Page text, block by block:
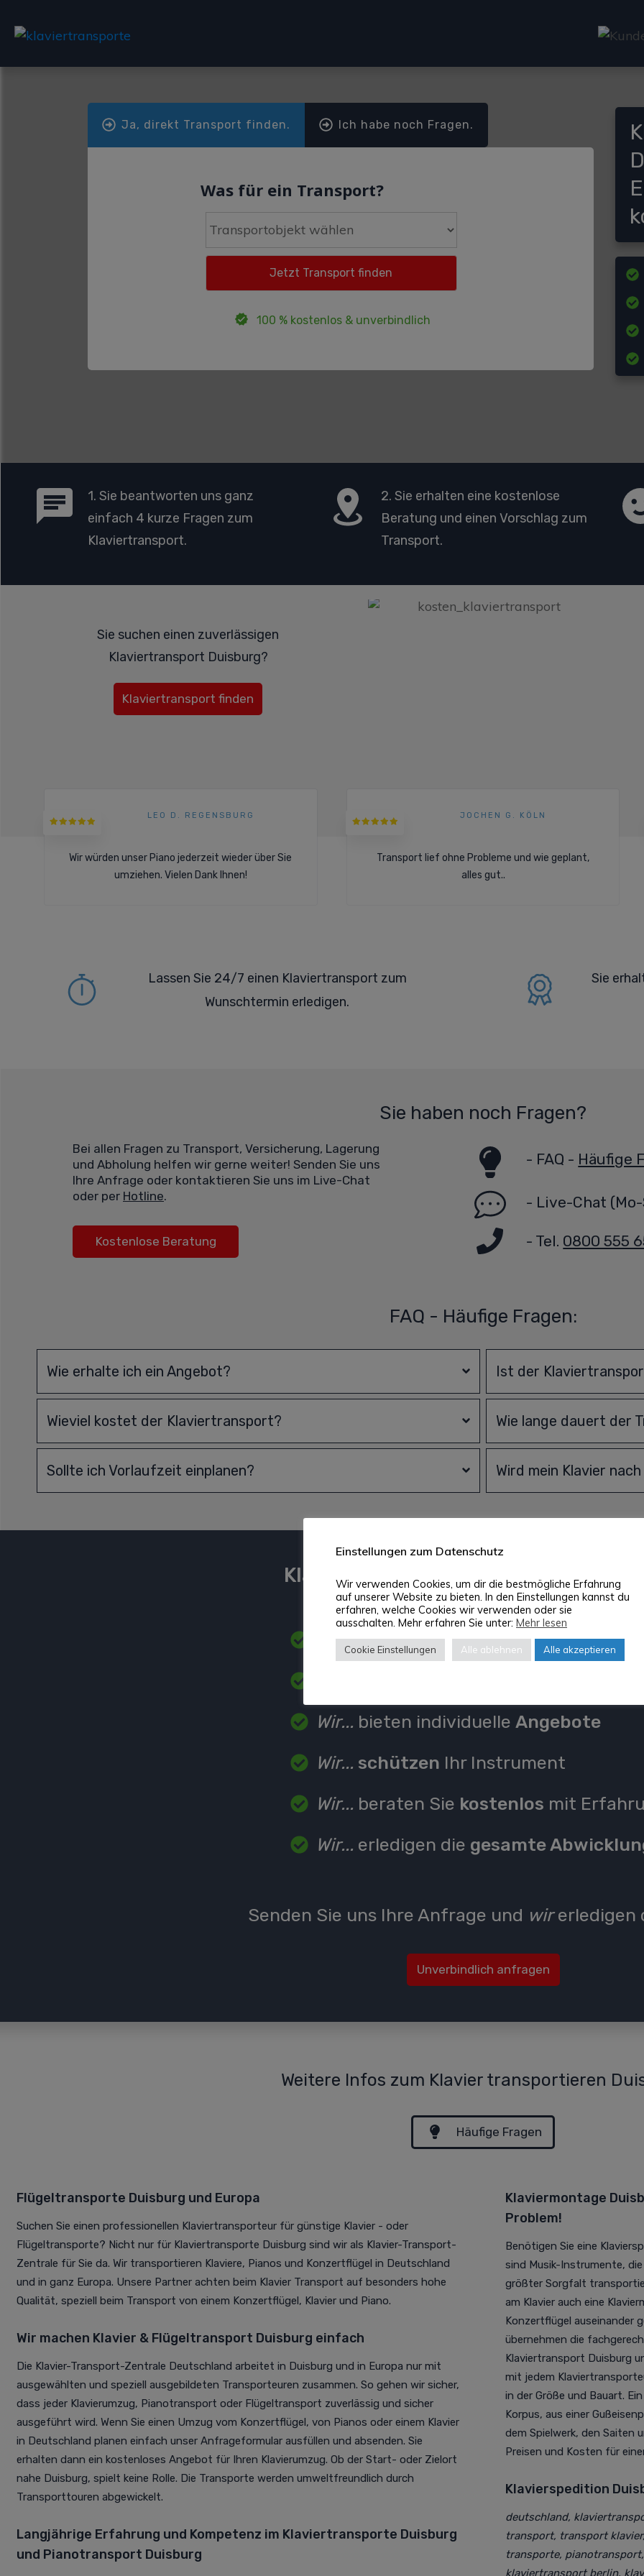
Ja, direkt Transport finden. Ich habe noch Fragen.
Was für ein Transport?
100 % kostenlos & unverbindlich
1. Sie beantworten uns ganz
einfach 4 kurze Fragen zum
Klaviertransport.
2. Sie erhalten eine kostenlose
Beratung und einen Vorschlag zum
Transport.
Sie suchen einen zuverlässigen
Klaviertransport Duisburg?
Klaviertransport finden
LEO D. REGENSBURG
Wir würden unser Piano jederzeit wieder über Sie
umziehen. Vielen Dank Ihnen!
JOCHEN G. KÖLN
Transport lief ohne Probleme und wie geplant,
alles gut..
Lassen Sie 24/7 einen Klaviertransport zum
Wunschtermin erledigen.
Sie
Sie haben noch Fragen?
Bei allen Fragen zu Transport, Versicherung, Lagerung
und Abholung helfen wir gerne weiter! Senden Sie uns
Ihre Anfrage oder kontaktieren Sie uns im Live-Chat
oder per Hotline.
Kostenlose Beratung
- FAQ - Häufige
- Live-Chat
- Tel. 0800 555
FAQ - Häufige Fragen:
Wie erhalte ich ein Angebot?
Wieviel kostet der Klaviertransport?
Sollte ich Vorlaufzeit einplanen?
Ist der
Wie lange dauert der
Wird mein Klavier
Klaviertransport Duisburg: 100 %
Wir... sindeuropaweitfür Sie da
Wir... bieten individuelleAngebote
Wir... schützen Ihr Instrument
Wir... beraten Sie kostenlos mit
Wir... erledigen die gesamte
Senden Sie uns Ihre Anfrage und wirerledigen
Unverbindlich anfragen
Weitere Infos zum Klavier transportieren
Häufige Fragen
Flügeltransporte Duisburg und Europa
Suchen Sie einen professionellen Klaviertransporteur für günstige Klavier - oder
Flügeltransporte? Nicht nur für Klaviertransporte Duisburg sind wir als Klavier-Transport-
Zentrale für Sie da. Wir transportieren Klaviere, Pianos und Konzertflügel in Deutschland
und in ganz Europa. Unsere Partner achten beim Klavier Transport auf besonders hohe
Qualität, speziell beim Transport von einem Konzertflügel, Klavier und Piano.
Wir machen Klavier & Flügeltransport Duisburg einfach
Die Klavier-Transport-Zentrale Deutschland arbeitet in Duisburg und in Europa nur mit
ausgewählten und speziell ausgebildeten Transporteuren zusammen. So gehen wir sicher,
dass jeder Klavierumzug, Pianotransport oder Flügeltransport zuverlässig und sicher
ausgeführt wird. Wenn Sie einen Umzug vom Konzertflügel, von Pianos oder einem Klavier
in Deutschland planen einfach unser Anfrageformular ausfüllen und absenden. Sie
erhalten dann ein kostenloses Angebot für Ihren Klavierumzug. Ob der Start- oder Zielort
nahe Duisburg, spielt keine Rolle. Die Transporte werden umweltfreundlich durch
Transporttouren abgewickelt.
Langjährige Erfahrung und Kompetenz im Klaviertransporte Duisburg
und Pianotransport Duisburg
Klaviermontage
Problem!
Benötigen Sie eine
sind Musik-Instrumente,
größter Sorgfalt
am Klavier auch eine
Konzertflügel auseinander
übernehmen die
Klaviertransport Duisburg
mit jedem
in der Größe und Bauart.
Korpus, aus einer
dem Spielwerk, den Saiten
Preisen und Kosten für
Klavierspedition
deutschland,
transport, transport
transporte,
klaviertransport berlin,
Einstellungen zum Datenschutz
Wir verwenden Cookies, um dir die bestmögliche Erfahrung
auf unserer Website zu bieten. In den Einstellungen kannst du
erfahren, welche Cookies wir verwenden oder sie
ausschalten. Mehr erfahren Sie unter: Mehr lesen
Cookie Einstellungen Alle ablehnen Alle akzeptieren